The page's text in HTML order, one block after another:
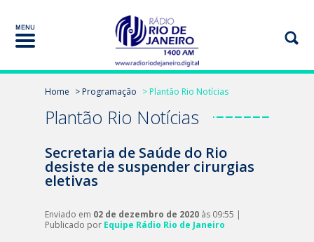
Home > Programação > Plantão Rio Notícias
Plantão Rio Notícias
Secretaria de Saúde do Rio
desiste de suspender cirurgias
eletivas
Enviado em 02 de dezembro de 2020 às 09:55 |
Publicado por Equipe Rádio Rio de Janeiro